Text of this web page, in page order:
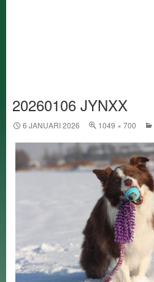
20260106 JYNXX
6 JANUARI 2026 1049 × 700